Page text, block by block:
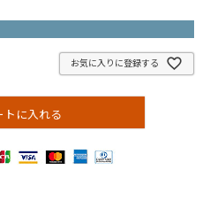
お気に入りに登録する
トに入れる